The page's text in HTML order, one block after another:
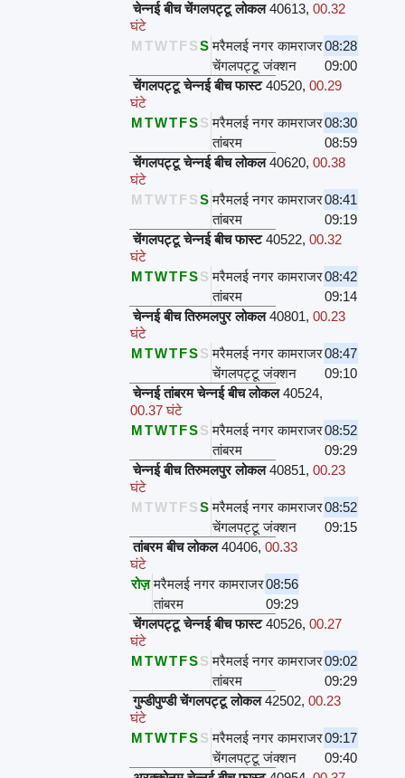
चेन्नई बीच चेंगलपट्टू लोकल 40613,00.32
घंटे
M TWTFSS मरैमलई नगर कामराजर08:28
चेंगलपट्टू जंक्शन
09:00
चेंगलपट्टू चेन्नई बीच फास्ट 40520,00.29
घंटे
MTWTFSS मरैमलई नगर कामराजर08:30
तांबरम
08:59
चेंगलपट्टू चेन्नई बीच लोकल 40620,00.38
घंटे
M TWTFSS मरैमलई नगर कामराजर08:41
तांबरम
09:19
चेंगलपट्टू चेन्नई बीच फास्ट 40522,00.32
घंटे
MTWTFSS मरैमलई नगर कामराजर08:42
तांबरम
09:14
चेन्नई बीच तिरुमलपुर लोकल 40801,00.23
घंटे
MTWTFSS मरैमलई नगर कामराजर08:47
चेंगलपट्टू जंक्शन
09:10
चेन्नई तांबरम चेन्नई बीच लोकल 40524,
00.37 घंटे
MTWTFSS मरैमलई नगर कामराजर08:52
तांबरम
09:29
चेन्नई बीच तिरुमलपुर लोकल 40851,00.23
घंटे
M TWTFSS मरैमलई नगर कामराजर08:52
चेंगलपट्टू जंक्शन
09:15
तांबरम बीच लोकल 40406,00.33
घंटे
रोज़ मरैमलई नगर कामराजर08:56
तांबरम
09:29
चेंगलपट्टू चेन्नई बीच फास्ट 40526,00.27
घंटे
MTWTFSS मरैमलई नगर कामराजर09:02
तांबरम
09:29
गुम्डीपुण्डी चेंगलपट्टू लोकल 42502,00.23
घंटे
MTWTFSS मरैमलई नगर कामराजर09:17
चेंगलपट्टू जंक्शन
09:40